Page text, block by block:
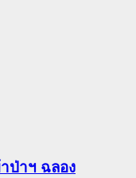
ป่าฯ ฉลอง